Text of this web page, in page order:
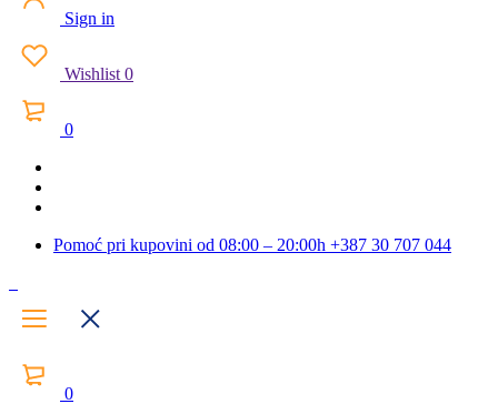
Sign in
Wishlist 0
0
Pomoć pri kupovini od 08:00 – 20:00h +387 30 707 044
0